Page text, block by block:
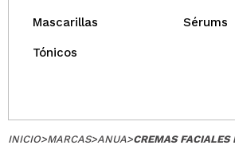
Mascarillas Sérums
Tónicos
INICIO>MARCAS>ANUA>CREMAS FACIALES